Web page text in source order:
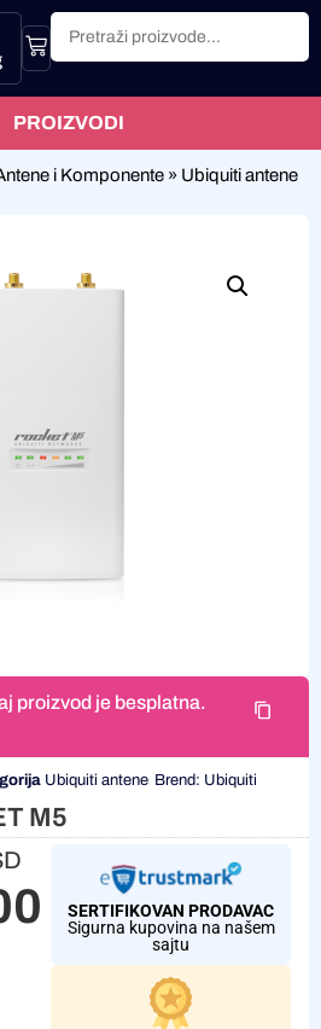
PROIZVODI
i Komponente » Ubiquiti antene
proizvod je besplatna.
Ubiquiti antene Brend: Ubiquiti
M5
RSD
SERTIFIKOVAN PRODAVAC
Sigurna kupovina na našem
sajtu